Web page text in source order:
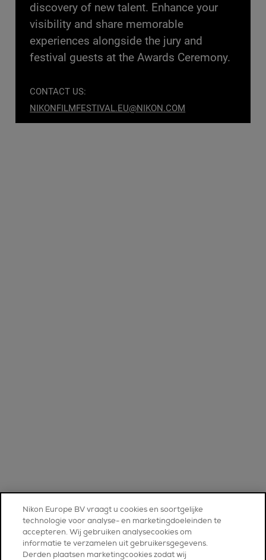
discovery of new talent. Enhance your
visibility and share memorable
experiences alongside the jury and
festival guests at the Awards Ceremony.
CONTACT US:
NIKONFILMFESTIVAL.EU@NIKON.COM
Nikon Europe BV vraagt u cookies en soortgelijke
technologie voor analyse- en marketingdoeleinden te
accepteren. Wij gebruiken analysecookies om
informatie te verzamelen uit gebruikersgegevens.
Derden plaatsen marketingcookies zodat wij